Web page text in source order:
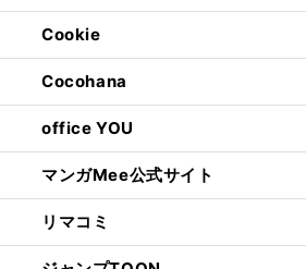
Cookie
Cocohana
office YOU
マンガMee公式サイト
リマコミ